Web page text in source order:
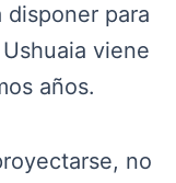
para
viene
años.
no